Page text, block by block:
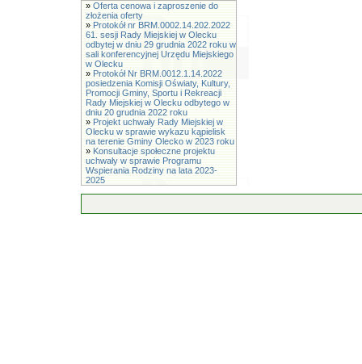
» Oferta cenowa i zaproszenie do
złożenia oferty
» Protokół nr BRM.0002.14.202.2022
61. sesji Rady Miejskiej w Olecku
odbytej w dniu 29 grudnia 2022 roku w
sali konferencyjnej Urzędu Miejskiego
w Olecku
» Protokół Nr BRM.0012.1.14.2022
posiedzenia Komisji Oświaty, Kultury,
Promocji Gminy, Sportu i Rekreacji
Rady Miejskiej w Olecku odbytego w
dniu 20 grudnia 2022 roku
» Projekt uchwały Rady Miejskiej w
Olecku w sprawie wykazu kąpielisk
na terenie Gminy Olecko w 2023 roku
» Konsultacje społeczne projektu
uchwały w sprawie Programu
Wspierania Rodziny na lata 2023-
2025